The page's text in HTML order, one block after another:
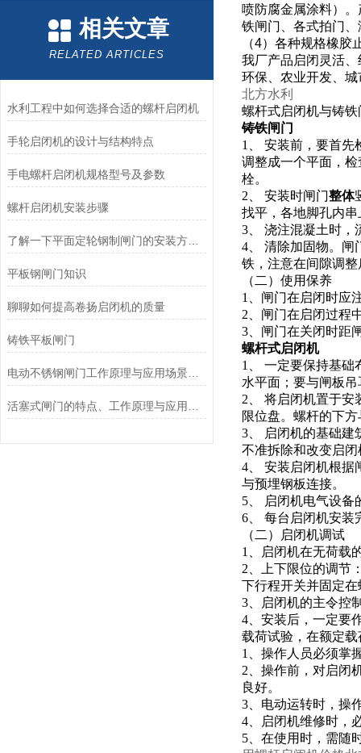
相关文章
RELATED ARTICLES
水利工程中如何选择合适的螺杆启闭机
手轮启闭机的设计与结构特点
手电螺杆启闭机规格型号及参数
螺杆启闭机安装步骤
了解一下平面定轮钢制闸门的安装方法是什么吧
平板钢闸门知识
聊聊如何提高卷扬启闭机的质量
铸铁平板闸门
电动不锈钢闸门工作原理与应用场景解析
喷防腐金属涂料）
铁闸门、各式拍门
（4）各种规格橡胶
我厂产品启闭灵活
环保、农业开发、
北方水利
螺杆式启闭机与铸
铸铁闸门
1、 安装前，要首先
调整成一个平面，
栓。
2、 安装时闸门整体
找平，各地脚孔内
3、 浇注混凝土时，
4、 清除加固物。闸
铁，注意在间隙调
（二）使用保养
1、闸门在启闭时应
2、闸门在启闭过程
3、闸门在关闭时距
螺杆式启闭机
1、 一定要保持基础
水平面；要与闸板
2、 将启闭机置于安
限位盘。螺杆的下
3、 启闭机的基础建
不准拆除和改变启
4、 安装启闭机根据
与预埋钢板连接。
5、 启闭机电气设备
6、 每台启闭机安装
（二）启闭机调试
1、启闭机在无荷载
2、上下限位的调节
下行程开关并固定在
3、启闭机的主令控
4、安装后，一定要
载荷试验，在额定
1、操作人员必须掌
2、操作前，对启闭
良好。
3、电动运转时，操
4、启闭机维修时，
5、在使用时，需随